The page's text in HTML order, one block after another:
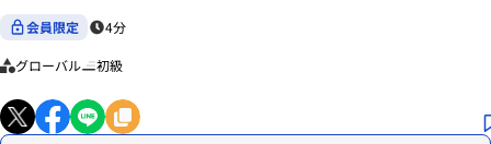
会員限定 4分
グローバル 初級